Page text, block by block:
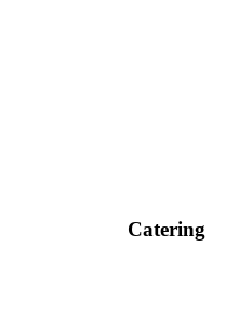
Catering